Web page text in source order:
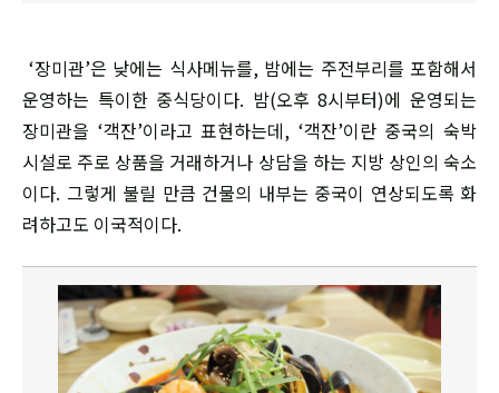
‘장미관’은 낮에는 식사메뉴를, 밤에는 주전부리를 포함해서
운영하는 특이한 중식당이다. 밤(오후 8시부터)에 운영되는
장미관을 ‘객잔’이라고 표현하는데, ‘객잔’이란 중국의 숙박
시설로 주로 상품을 거래하거나 상담을 하는 지방 상인의 숙소
이다. 그렇게 불릴 만큼 건물의 내부는 중국이 연상되도록 화
려하고도 이국적이다.